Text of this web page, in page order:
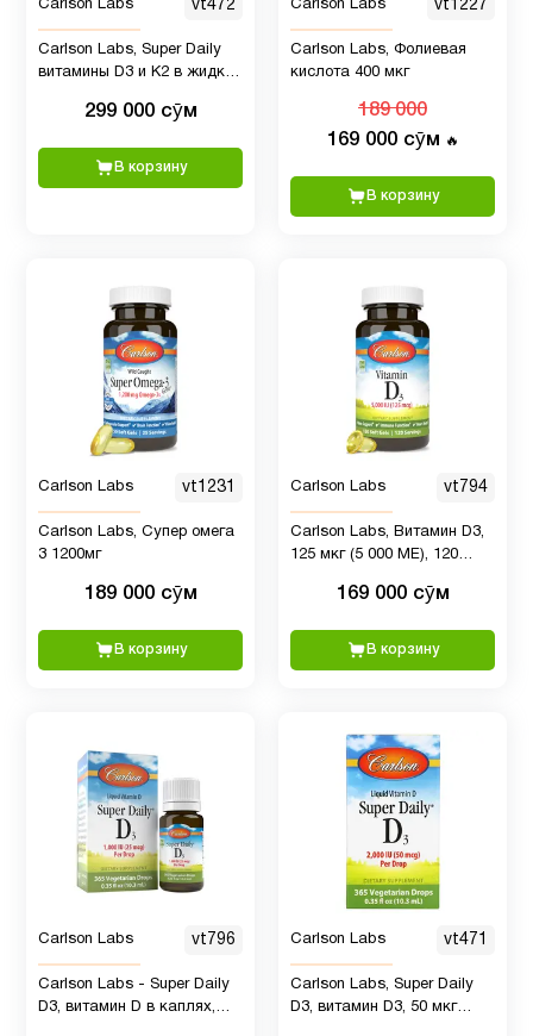
Мелатонин 4
Микроэлементы
Мультивитамины
Новые
поступления
ногти и
волосы
10
31
Омега-3 5
ОРВИ
для
Carlson Labs vt472
Carlson Labs, Super Daily
витамины D3 и K2 в жидкой
22,5 мкг, растительная
вегетарианских капель,
10,16 мл
299 000 сӯм
В корзину
Carlson Labs vt1227
Carlson Labs, Фолиевая
кислота 400 мкг
189 000
169 000 сӯм 🔥
В корзину
Carlson Labs vt1231
Carlson Labs, Супер омега
3 1200мг
189 000 сӯм
В корзину
Carlson Labs vt794
Carlson Labs, Витамин D3,
125 мкг (5 000 МЕ), 120
169 000 сӯм
В корзину
Carlson Labs vt796
Carlson Labs - Super Daily
D3, витамин D в каплях,
Carlson Labs vt471
Carlson Labs, Super Daily
D3, витамин D3, 50 мкг